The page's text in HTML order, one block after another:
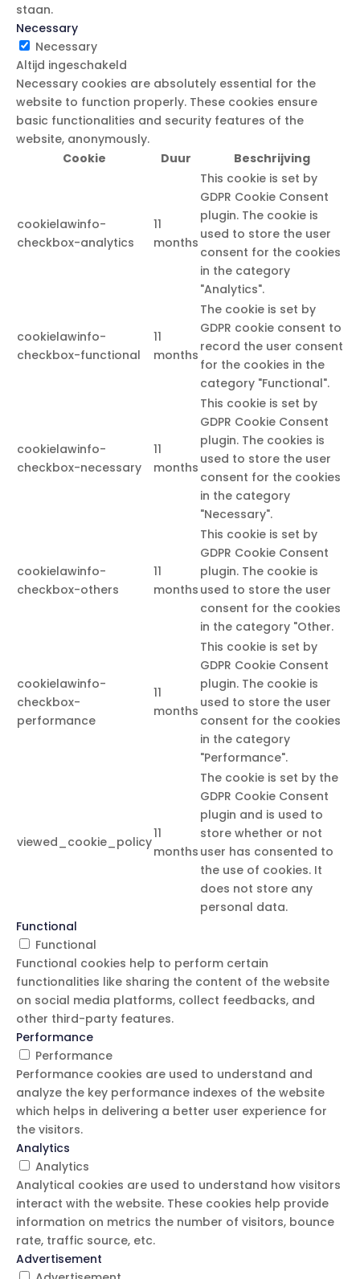
staan.
Necessary
Necessary
Altijd ingeschakeld
Necessary cookies are absolutely essential for the
website to function properly. These cookies ensure
basic functionalities and security features of the
website, anonymously.
Cookie
Duur Beschrijving
cookielawinfo-
checkbox-analytics
11
months
This cookie is set by
GDPR Cookie Consent
plugin. The cookie is
used to store the user
consent for the cookies
in the category
"Analytics".
cookielawinfo-
checkbox-functional
11
months
The cookie is set by
GDPR cookie consent to
record the user consent
for the cookies in the
category "Functional".
cookielawinfo-
checkbox-necessary
11
months
This cookie is set by
GDPR Cookie Consent
plugin. The cookies is
used to store the user
consent for the cookies
in the category
"Necessary".
cookielawinfo-
checkbox-others
11
months
This cookie is set by
GDPR Cookie Consent
plugin. The cookie is
used to store the user
consent for the cookies
in the category "Other.
cookielawinfo-
checkbox-
performance
11
months
This cookie is set by
GDPR Cookie Consent
plugin. The cookie is
used to store the user
consent for the cookies
in the category
"Performance".
viewed_cookie_policy
11
months
The cookie is set by the
GDPR Cookie Consent
plugin and is used to
store whether or not
user has consented to
the use of cookies. It
does not store any
personal data.
Functional
Functional
Functional cookies help to perform certain
functionalities like sharing the content of the website
on social media platforms, collect feedbacks, and
other third-party features.
Performance
Performance
Performance cookies are used to understand and
analyze the key performance indexes of the website
which helps in delivering a better user experience for
the visitors.
Analytics
Analytics
Analytical cookies are used to understand how visitors
interact with the website. These cookies help provide
information on metrics the number of visitors, bounce
rate, traffic source, etc.
Advertisement